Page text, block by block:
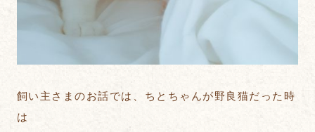
飼い主さまのお話では、ちとちゃんが野良猫だった時
は